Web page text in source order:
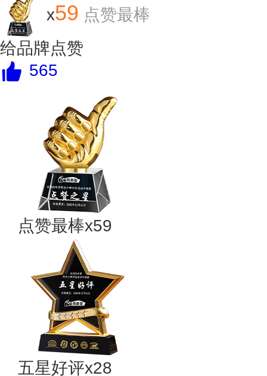
x59 点赞最棒
给品牌点赞
565
点赞最棒x59
五星好评x28